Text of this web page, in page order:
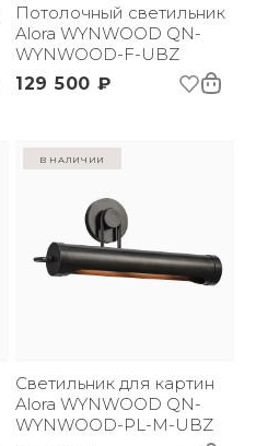
Потолочный светильник
Alora WYNWOOD QN-
WYNWOOD-F-UBZ
129 500 ₽
в наличии
Светильник для картин
Alora WYNWOOD QN-
WYNWOOD-PL-M-UBZ